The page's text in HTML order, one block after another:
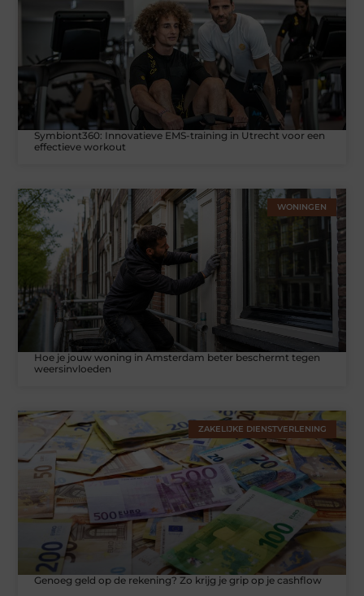
Symbiont360: Innovatieve EMS-training in Utrecht voor een
effectieve workout
WONINGEN
Hoe je jouw woning in Amsterdam beter beschermt tegen
weersinvloeden
ZAKELIJKE DIENSTVERLENING
Genoeg geld op de rekening? Zo krijg je grip op je cashflow